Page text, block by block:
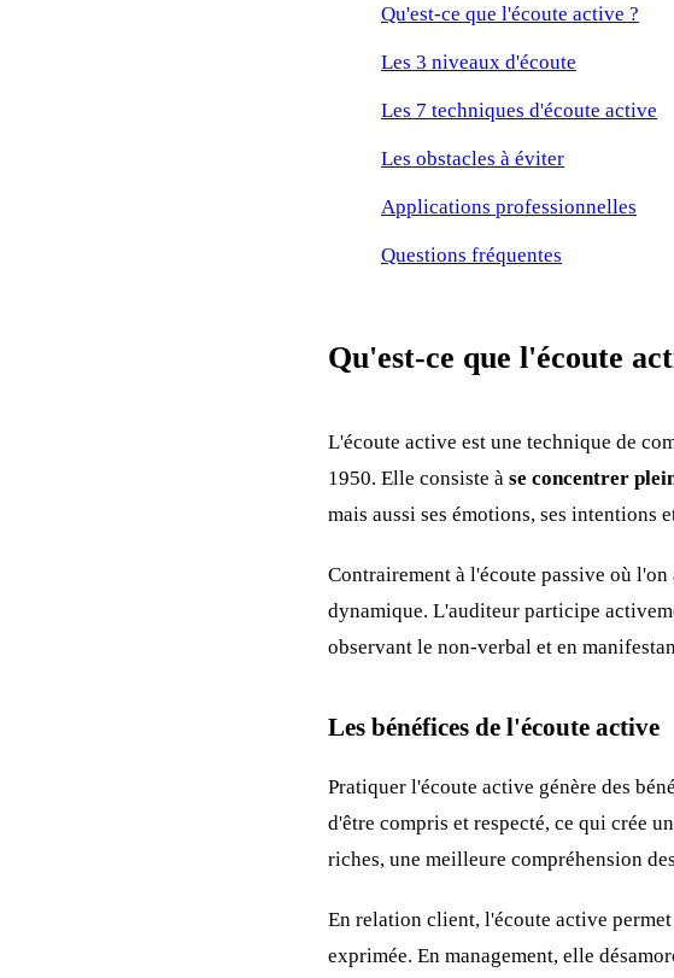
Qu'est-ce que l'écoute active ?
Les 3 niveaux d'écoute
Les 7 techniques d'écoute active
Les obstacles à éviter
Applications professionnelles
Questions fréquentes
Qu'est-ce que l'écoute
L'écoute active est une technique de
1950. Elle consiste à se concentrer
mais aussi ses émotions, ses intentions
Contrairement à l'écoute passive où
dynamique. L'auditeur participe
observant le non-verbal et en
Les bénéfices de l'écoute active
Pratiquer l'écoute active génère des
d'être compris et respecté, ce qui crée
riches, une meilleure compréhension
En relation client, l'écoute active
exprimée. En management, elle